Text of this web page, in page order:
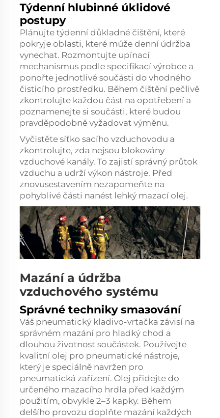
Týdenní hlubinné úklidové
postupy
Plánujte týdenní důkladné čištění, které
pokryje oblasti, které může denní údržba
vynechat. Rozmontujte upínací
mechanismus podle specifikací výrobce a
ponořte jednotlivé součásti do vhodného
čisticího prostředku. Během čištění pečlivě
zkontrolujte každou část na opotřebení a
poznamenejte si součásti, které budou
pravděpodobně vyžadovat výměnu.
Vyčistěte síťko sacího vzduchovodu a
zkontrolujte, zda nejsou blokovány
vzduchové kanály. To zajistí správný průtok
vzduchu a udrží výkon nástroje. Před
znovusestavením nezapomeňte na
pohyblivé části nanést lehký mazací olej.
Mazání a údržba
vzduchového systému
Správné techniky smазování
Váš pneumatický kladivo-vrtačka závisí na
správném mazání pro hladký chod a
dlouhou životnost součástek. Používejte
kvalitní olej pro pneumatické nástroje,
který je speciálně navržen pro
pneumatická zařízení. Olej přidejte do
určeného mazacího hrdla před každým
použitím, obvykle 2–3 kapky. Během
delšího provozu doplňte mazání každých